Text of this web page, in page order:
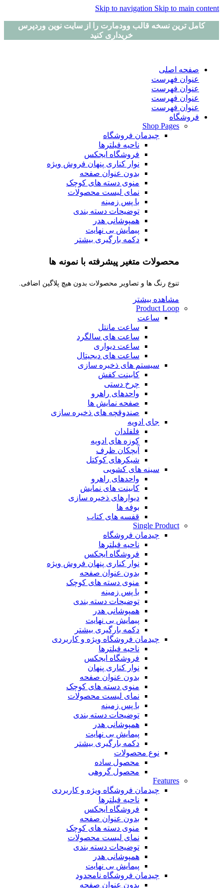
Skip to navigation Skip to main content
کامل ترین نسخه قالب وودمارت را از سایت نوین وردپرس
خریداری کنید
صفحه اصلی
عنوان فهرست
عنوان فهرست
عنوان فهرست
عنوان فهرست
فروشگاه
Shop Pages
چیدمان فروشگاه
ناحیه فیلترها
فروشگاه ایجکس
نوار کناری پنهان فروش ویژه
بدون عنوان صفحه
منوی دسته های کوچک
نمای لیست محصولات
با پس زمینه
توضیحات دسته بندی
همپوشانی هدر
پیمایش بی نهایت
دکمه بارگیری بیشتر
محصولات متغیر پیشرفته با نمونه ها
تنوع رنگ ها و تصاویر محصولات بدون هیچ پلاگین اضافی.
مشاهده بیشتر
Product Loop
ساعت
ساعت مانتل
ساعت های سالگرد
ساعت دیواری
ساعت های دیجیتال
سیستم های ذخیره سازی
کابینت کفش
چرخ دستی
واحدهای راهرو
صفحه نمایش ها
صندوقچه های ذخیره سازی
جای ادویه
فلفلدان
کوزه های ادویه
آبچکان ظرف
شیکرهای کوکتل
سینه های کشویی
واحدهای راهرو
کابینت های نمایش
دیوارهای ذخیره سازی
بوفه ها
قفسه های کتاب
Single Product
چیدمان فروشگاه
ناحیه فیلترها
فروشگاه ایجکس
نوار کناری پنهان فروش ویژه
بدون عنوان صفحه
منوی دسته های کوچک
با پس زمینه
توضیحات دسته بندی
همپوشانی هدر
پیمایش بی نهایت
دکمه بارگیری بیشتر
چیدمان فروشگاه ویژه و کاربردی
ناحیه فیلترها
فروشگاه ایجکس
نوار کناری پنهان
بدون عنوان صفحه
منوی دسته های کوچک
نمای لیست محصولات
با پس زمینه
توضیحات دسته بندی
همپوشانی هدر
پیمایش بی نهایت
دکمه بارگیری بیشتر
نوع محصولات
محصول ساده
محصول گروهی
Features
چیدمان فروشگاه ویژه و کاربردی
ناحیه فیلترها
فروشگاه ایجکس
بدون عنوان صفحه
منوی دسته های کوچک
نمای لیست محصولات
توضیحات دسته بندی
همپوشانی هدر
پیمایش بی نهایت
چیدمان فروشگاه نامحدود
بدون عنوان صفحه